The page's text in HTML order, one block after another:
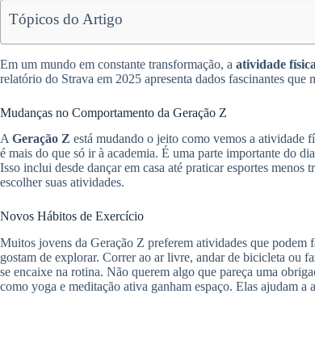
Tópicos do Artigo
Em um mundo em constante transformação, a atividade física
relatório do Strava em 2025 apresenta dados fascinantes que
Mudanças no Comportamento da Geração Z
AGeração Z está mudando o jeito como vemos a atividade
é mais do que só ir à academia. É uma parte importante do
Isso inclui desde dançar em casa até praticar esportes
escolher suas atividades.
Novos Hábitos de Exercício
Muitos jovens da Geração Z preferem atividades que podem
gostam de explorar. Correr ao ar livre, andar de bicicleta ou
se encaixe na rotina. Não querem algo que pareça uma
como yoga e meditação ativa ganham espaço. Elas ajudam a